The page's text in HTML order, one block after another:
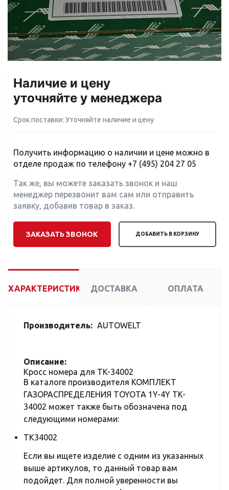
Наличие и цену
уточняйте у менеджера
Срок поставки: Уточняйте наличие и цену
Получить информацию о наличии и цене можно в
отделе продаж по телефону +7 (495) 204 27 05
Так же, вы можете заказать звонок и наш
менеджер перезвонит вам сам или отправить
заявку, добавив товар в заказ.
ЗАКАЗАТЬ ЗВОНОК ДОБАВИТЬ В КОРЗИНУ
ХАРАКТЕРИСТИКИ ДОСТАВКА ОПЛАТА
Производитель: AUTOWELT
Описание:
Кросс номера для TK-34002
В каталоге производителя КОМПЛЕКТ
ГАЗОРАСПРЕДЕЛЕНИЯ TOYOTA 1Y-4Y TK-
34002 может также быть обозначена под
следующими номерами:
TK34002
Если вы ищете изделие с одним из указанных
выше артикулов, то данный товар вам
подойдет. Для полной уверенности вы